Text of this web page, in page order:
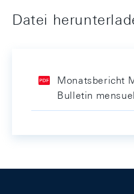
Datei
Monatsbericht
Bulletin